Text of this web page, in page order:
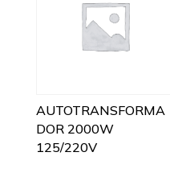
AUTOTRANSFORMA
DOR 2000W
125/220V